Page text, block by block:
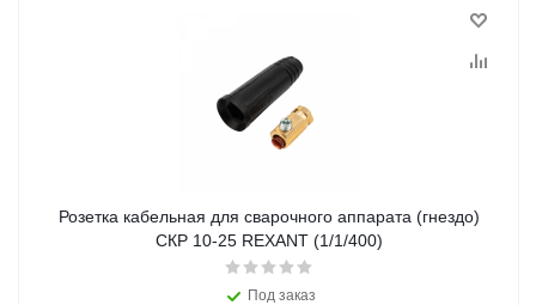
Розетка кабельная для сварочного аппарата (гнездо)
СКР 10-25 REXANT (1/1/400)
Под заказ